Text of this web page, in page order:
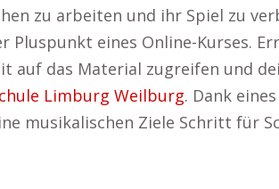
zu arbeiten und ihr Spiel zu
Pluspunkt eines Online-Kurses.
auf das Material zugreifen und
Limburg Weilburg. Dank
musikalischen Ziele Schritt für